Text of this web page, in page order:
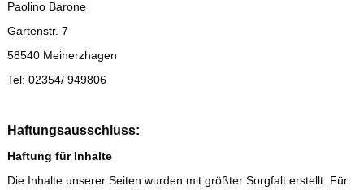
Paolino Barone
Gartenstr. 7
58540 Meinerzhagen
Tel: 02354/ 949806
Haftungsausschluss:
Haftung für Inhalte
Die Inhalte unserer Seiten wurden mit größter Sorgfalt erstellt. Für